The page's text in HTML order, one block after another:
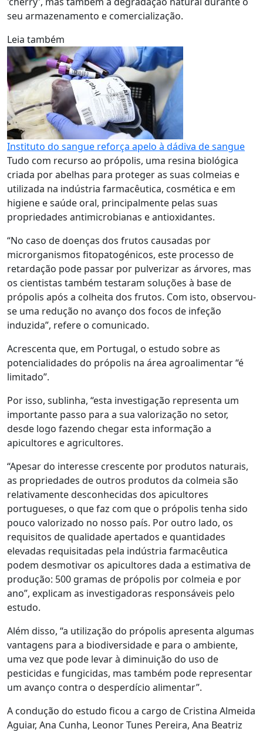
seu armazenamento e comercialização.
Leia também
Instituto do sangue reforça apelo à dádiva de sangue
Tudo com recurso ao própolis, uma resina biológica
criada por abelhas para proteger as suas colmeias e
utilizada na indústria farmacêutica, cosmética e em
higiene e saúde oral, principalmente pelas suas
propriedades antimicrobianas e antioxidantes.
“No caso de doenças dos frutos causadas por
microrganismos fitopatogénicos, este processo de
retardação pode passar por pulverizar as árvores, mas
os cientistas também testaram soluções à base de
própolis após a colheita dos frutos. Com isto, observou-
se uma redução no avanço dos focos de infeção
induzida”, refere o comunicado.
Acrescenta que, em Portugal, o estudo sobre as
potencialidades do própolis na área agroalimentar “é
limitado”.
Por isso, sublinha, “esta investigação representa um
importante passo para a sua valorização no setor,
desde logo fazendo chegar esta informação a
apicultores e agricultores.
“Apesar do interesse crescente por produtos naturais,
as propriedades de outros produtos da colmeia são
relativamente desconhecidas dos apicultores
portugueses, o que faz com que o própolis tenha sido
pouco valorizado no nosso país. Por outro lado, os
requisitos de qualidade apertados e quantidades
elevadas requisitadas pela indústria farmacêutica
podem desmotivar os apicultores dada a estimativa de
produção: 500 gramas de própolis por colmeia e por
ano”, explicam as investigadoras responsáveis pelo
estudo.
Além disso, “a utilização do própolis apresenta algumas
vantagens para a biodiversidade e para o ambiente,
uma vez que pode levar à diminuição do uso de
pesticidas e fungicidas, mas também pode representar
um avanço contra o desperdício alimentar”.
A condução do estudo ficou a cargo de Cristina Almeida
Aguiar, Ana Cunha, Leonor Tunes Pereira, Ana Beatriz